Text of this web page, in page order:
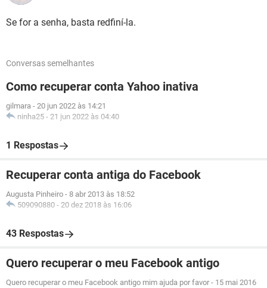
Se for a senha, basta redfiní-la.
Conversas semelhantes
Como recuperar conta Yahoo inativa
gilmara - 20 jun 2022 às 14:21
ninha25 - 21 jun 2022 às 04:40
1 Respostas
Recuperar conta antiga do Facebook
Augusta Pinheiro - 8 abr 2013 às 18:52
509090880 - 20 dez 2018 às 16:06
43 Respostas
Quero recuperar o meu Facebook antigo
Quero recuperar o meu Facebook antigo mim ajuda por favor - 15 mai 2016